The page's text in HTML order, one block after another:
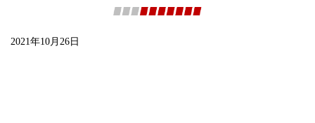
2021年10月26日